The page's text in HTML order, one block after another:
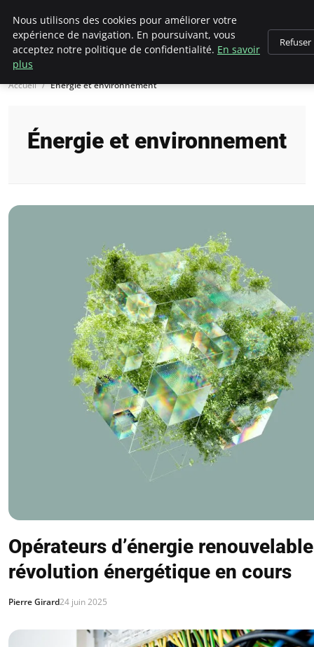
Climategatecountryclub.com
Accueil Énergie et environnement
Énergie et environnement
Opérateurs d’énergie
révolution énergétique en cours
Pierre Girard24 juin 2025
Nous utilisons des cookies pour améliorer votre
expérience de navigation. En poursuivant, vous
acceptez notre politique de confidentialité. En savoir
plus
Refuser